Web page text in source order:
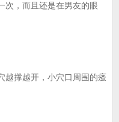
次，而且还是在男友的眼
撑越开，小穴口周围的瘙